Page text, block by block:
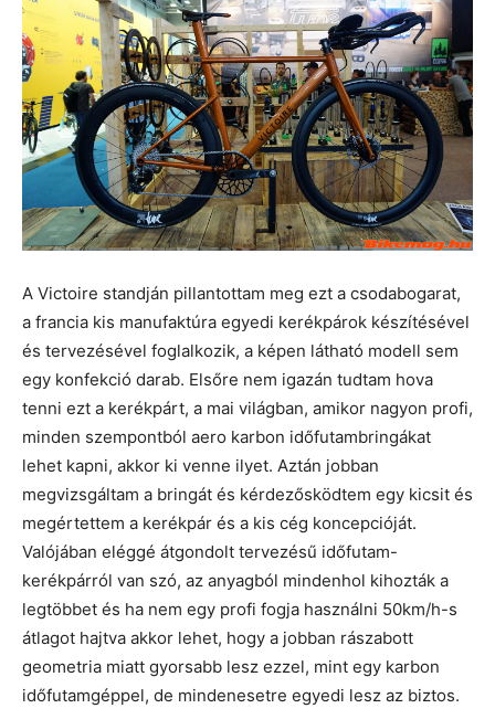
A Victoire standján pillantottam meg ezt a csodabogarat,
a francia kis manufaktúra egyedi kerékpárok készítésével
és tervezésével foglalkozik, a képen látható modell sem
egy konfekció darab. Elsőre nem igazán tudtam hova
tenni ezt a kerékpárt, a mai világban, amikor nagyon profi,
minden szempontból aero karbon időfutambringákat
lehet kapni, akkor ki venne ilyet. Aztán jobban
megvizsgáltam a bringát és kérdezősködtem egy kicsit és
megértettem a kerékpár és a kis cég koncepcióját.
Valójában eléggé átgondolt tervezésű időfutam-
kerékpárról van szó, az anyagból mindenhol kihozták a
legtöbbet és ha nem egy profi fogja használni 50km/h-s
átlagot hajtva akkor lehet, hogy a jobban rászabott
geometria miatt gyorsabb lesz ezzel, mint egy karbon
időfutamgéppel, de mindenesetre egyedi lesz az biztos.